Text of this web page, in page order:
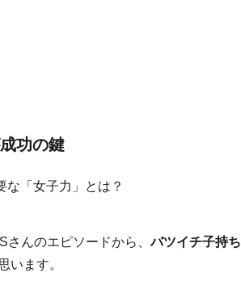
功の鍵
さんのエピソードから、バツイチ子持
います。